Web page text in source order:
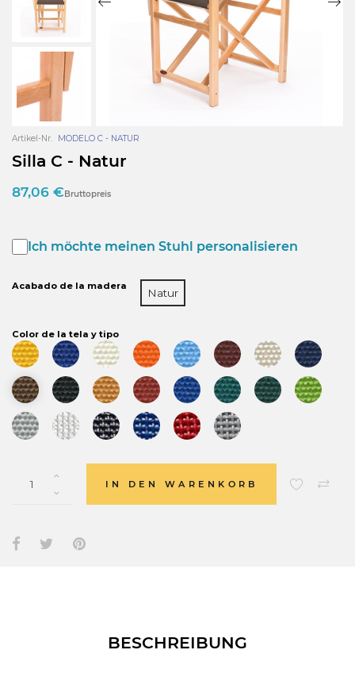
Artikel-Nr. MODELO C - NATUR
Silla C - Natur
87,06 € Bruttopreis
Ich möchte meinen Stuhl personalisieren
Acabado de la madera
Natur
Color de la tela y tipo
IN DEN WARENKORB
BESCHREIBUNG